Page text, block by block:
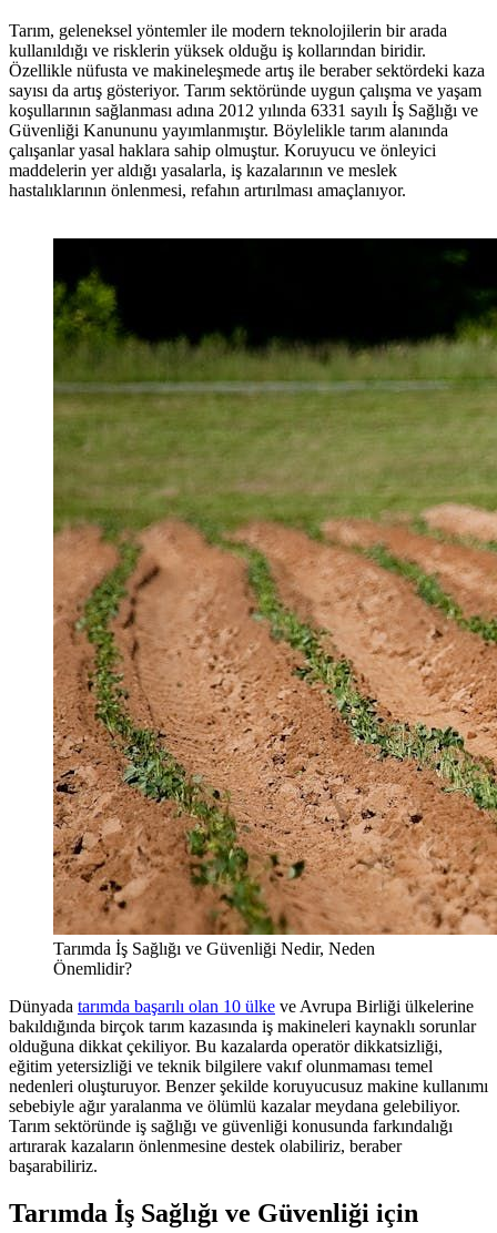
Tarım, geleneksel yöntemler ile modern teknolojilerin bir arada
kullanıldığı ve risklerin yüksek olduğu iş kollarından biridir.
Özellikle nüfusta ve makineleşmede artış ile beraber sektördeki kaza
sayısı da artış gösteriyor. Tarım sektöründe uygun çalışma ve yaşam
koşullarının sağlanması adına 2012 yılında 6331 sayılı İş Sağlığı ve
Güvenliği Kanununu yayımlanmıştır. Böylelikle tarım alanında
çalışanlar yasal haklara sahip olmuştur. Koruyucu ve önleyici
maddelerin yer aldığı yasalarla, iş kazalarının ve meslek
hastalıklarının önlenmesi, refahın artırılması amaçlanıyor.
Tarımda İş Sağlığı ve Güvenliği Nedir, Neden
Önemlidir?
Dünyada tarımda başarılı olan 10 ülke ve Avrupa Birliği ülkelerine
bakıldığında birçok tarım kazasında iş makineleri kaynaklı sorunlar
olduğuna dikkat çekiliyor. Bu kazalarda operatör dikkatsizliği,
eğitim yetersizliği ve teknik bilgilere vakıf olunmaması temel
nedenleri oluşturuyor. Benzer şekilde koruyucusuz makine kullanımı
sebebiyle ağır yaralanma ve ölümlü kazalar meydana gelebiliyor.
Tarım sektöründe iş sağlığı ve güvenliği konusunda farkındalığı
artırarak kazaların önlenmesine destek olabiliriz, beraber
başarabiliriz.
Tarımda İş Sağlığı ve Güvenliği için